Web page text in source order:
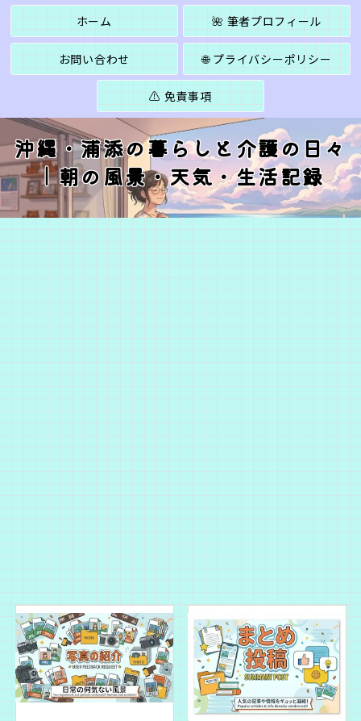
沖縄・浦添の暮らしと介護の日々
｜朝の風景・天気・生活記録
ホーム 🌺 筆者プロフィール
お問い合わせ 🌐 プライバシーポリシー
⚠️ 免責事項